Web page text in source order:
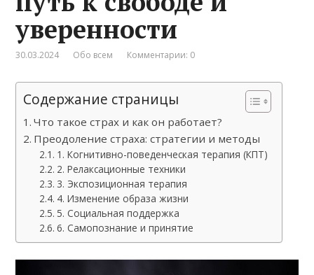
уверенности
30.03.2024 Обо всем Комментарии: 0
Содержание страницы
Что такое страх и как он работает?
Преодоление страха: стратегии и методы
1. Когнитивно-поведенческая терапия (КПТ)
2. Релаксационные техники
3. Экспозиционная терапия
4. Изменение образа жизни
5. Социальная поддержка
6. Самопознание и принятие